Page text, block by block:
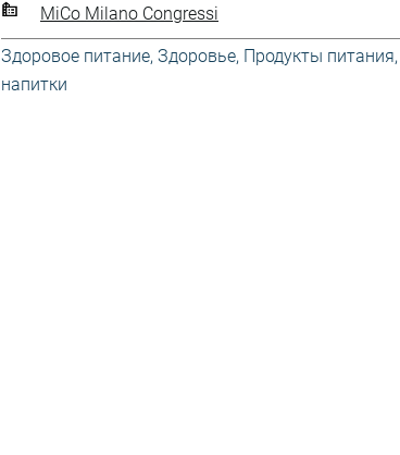
MiCo Milano Congressi
Здоровое питание, Здоровье, Продукты питания,
напитки